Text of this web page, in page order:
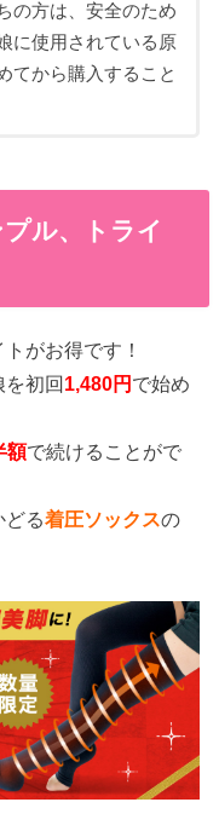
の方は、安全のため
に使用されている原
てから購入すること
ル、トライ
がお得です！
初回1,480円 で始め
額で続けることがで
どる着圧ソックスの